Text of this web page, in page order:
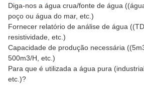
Diga-nos a água crua/fonte de água
poço ou água do mar, etc.)
Fornecer relatório de análise de água
resistividade, etc.)
Capacidade de produção necessária
500m3/H, etc.)
Para que é utilizada a água pura
etc.)?